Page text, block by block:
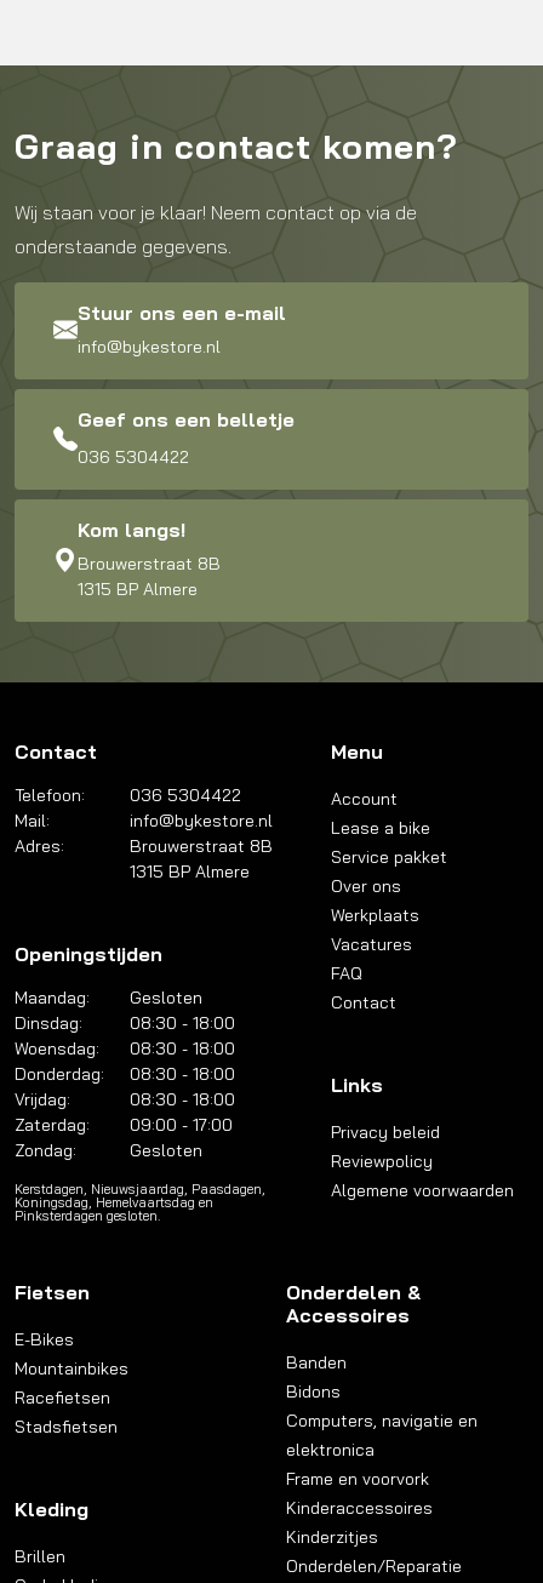
Graag in contact komen?
Wij staan voor je klaar! Neem contact op via de
onderstaande gegevens.
Stuur ons een e-mail
info@bykestore.nl
Geef ons een belletje
036 5304422
Kom langs!
Brouwerstraat 8B
1315 BP Almere
Contact
Telefoon:
036 5304422
Mail:
info@bykestore.nl
Adres:
Brouwerstraat 8B
1315 BP Almere
Openingstijden
Maandag:
Gesloten
Dinsdag:
08:30 - 18:00
Woensdag:
08:30 - 18:00
Donderdag:
08:30 - 18:00
Vrijdag:
08:30 - 18:00
Zaterdag:
09:00 - 17:00
Zondag:
Gesloten
Kerstdagen, Nieuwsjaardag, Paasdagen,
Koningsdag, Hemelvaartsdag en
Pinksterdagen gesloten.
Menu
Account
Lease a bike
Service pakket
Over ons
Werkplaats
Vacatures
FAQ
Contact
Links
Privacy beleid
Reviewpolicy
Algemene voorwaarden
Fietsen
E-Bikes
Mountainbikes
Racefietsen
Stadsfietsen
Kleding
Brillen
Onderdelen &
Accessoires
Banden
Bidons
Computers, navigatie en
elektronica
Frame en voorvork
Kinderaccessoires
Kinderzitjes
Onderdelen/Reparatie